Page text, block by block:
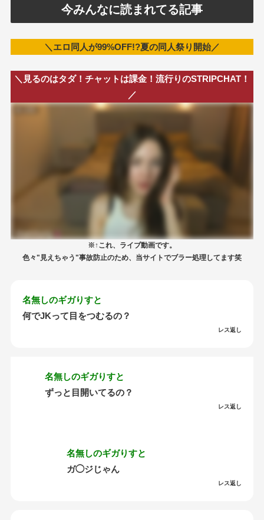
今みんなに読まれてる記事
＼エロ同人が99%OFF!?夏の同人祭り開始／
＼見るのはタダ！チャットは課金！流行りのSTRIPCHAT！
／
※↑これ、ライブ動画です。
色々"見えちゃう"事故防止のため、当サイトでブラー処理してます笑
名無しのギガりすと
何でJKって目をつむるの？
レス返し
名無しのギガりすと
ずっと目開いてるの？
レス返し
名無しのギガりすと
ガ◯ジじゃん
レス返し